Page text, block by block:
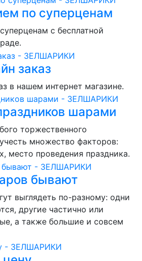
по суперценам
с бесплатной
заказ
в нашем интернет магазине.
шарами
торжественного
множество факторов:
место проведения праздника.
бывают
выглядеть по-разному: одни
другие частично или
а также большие и совсем